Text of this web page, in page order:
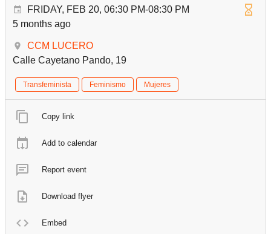
FRIDAY, FEB 20, 06:30 PM-08:30 PM
5 months ago
CCM LUCERO
Calle Cayetano Pando, 19
Transfeminista Feminismo Mujeres
Copy link
Add to calendar
Report event
Download flyer
Embed